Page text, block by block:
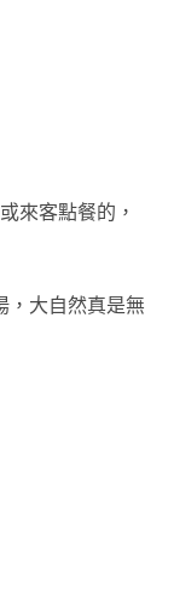
來客點餐的 ，
，大自然真是無